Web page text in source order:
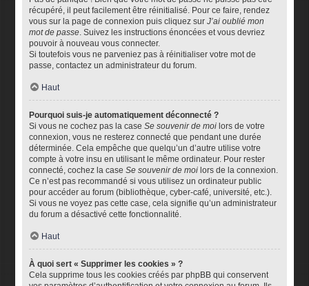
récupéré, il peut facilement être réinitialisé. Pour ce faire, rendez
vous sur la page de connexion puis cliquez surJ’ai oublié mon
mot de passe. Suivez les instructions énoncées et vous devriez
pouvoir à nouveau vous connecter.
Si toutefois vous ne parveniez pas à réinitialiser votre mot de
passe, contactez un administrateur du forum.
Haut
Pourquoi suis-je automatiquement déconnecté ?
Si vous ne cochez pas la caseSe souvenir de moi lors de votre
connexion, vous ne resterez connecté que pendant une durée
déterminée. Cela empêche que quelqu’un d’autre utilise votre
compte à votre insu en utilisant le même ordinateur. Pour rester
connecté, cochez la caseSe souvenir de moi lors de la connexion.
Ce n’est pas recommandé si vous utilisez un ordinateur public
pour accéder au forum (bibliothèque, cyber-café, université, etc.).
Si vous ne voyez pas cette case, cela signifie qu’un administrateur
du forum a désactivé cette fonctionnalité.
Haut
À quoi sert « Supprimer les cookies » ?
Cela supprime tous les cookies créés par phpBB qui conservent